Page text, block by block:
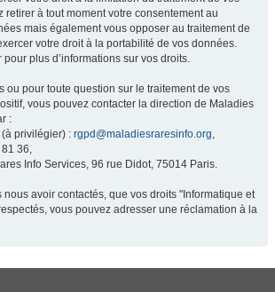
retirer à tout moment votre consentement au
mais également vous opposer au traitement de
votre droit à la portabilité de vos données.
pour plus d’informations sur vos droits.
ou pour toute question sur le traitement de vos
vous pouvez contacter la direction de Maladies
:
privilégier) : rgpd@maladiesraresinfo.org,
36,
Info Services, 96 rue Didot, 75014 Paris.
nous avoir contactés, que vos droits "Informatique et
vous pouvez adresser une réclamation à la